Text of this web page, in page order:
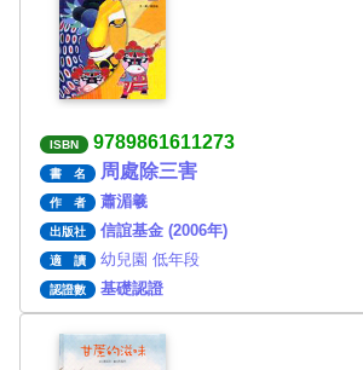
ISBN 9789861611273
書 名 周處除三害
作 者 蕭湄羲
出版社 信誼基金 (2006年)
適 讀 幼兒園 低年段
認證數 基礎認證